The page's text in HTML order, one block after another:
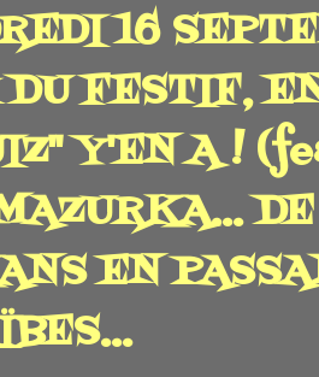
16
FESTIF,
Y'EN A !
EN